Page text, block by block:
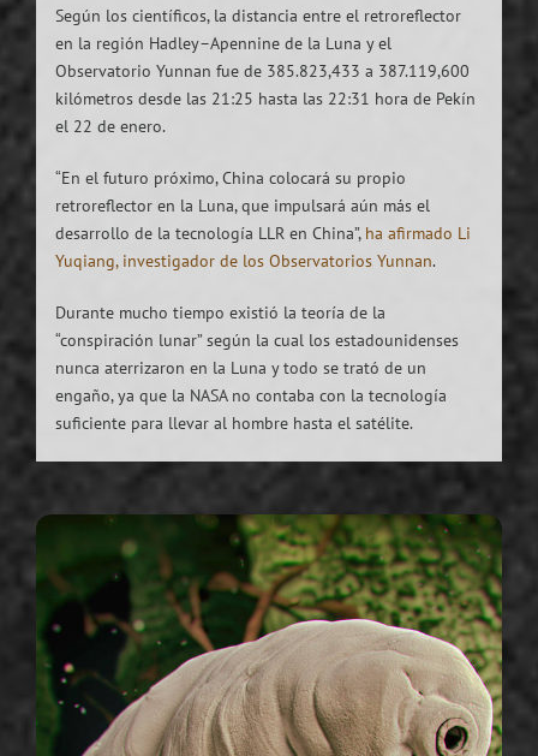
Según los científicos, la distancia entre el retroreflector
en la región Hadley–Apennine de la Luna y el
Observatorio Yunnan fue de 385.823,433 a 387.119,600
kilómetros desde las 21:25 hasta las 22:31 hora de Pekín
el 22 de enero.
“En el futuro próximo, China colocará su propio
retroreflector en la Luna, que impulsará aún más el
desarrollo de la tecnología LLR en China”, ha afirmado Li
Yuqiang, investigador de los Observatorios Yunnan.
Durante mucho tiempo existió la teoría de la
“conspiración lunar” según la cual los estadounidenses
nunca aterrizaron en la Luna y todo se trató de un
engaño, ya que la NASA no contaba con la tecnología
suficiente para llevar al hombre hasta el satélite.